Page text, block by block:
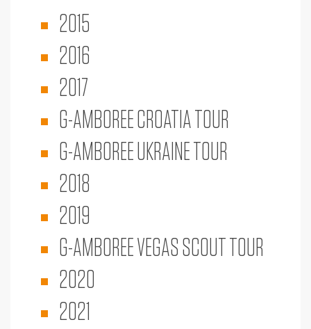
2015
2016
2017
G-AMBOREE CROATIA TOUR
G-AMBOREE UKRAINE TOUR
2018
2019
G-AMBOREE VEGAS SCOUT TOUR
2020
2021